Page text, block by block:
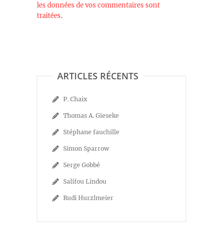
les données de vos commentaires sont
traitées.
ARTICLES RÉCENTS
P. Chaix
Thomas A. Gieseke
Stéphane fauchille
Simon Sparrow
Serge Gobbé
Salifou Lindou
Rudi Hurzlmeier